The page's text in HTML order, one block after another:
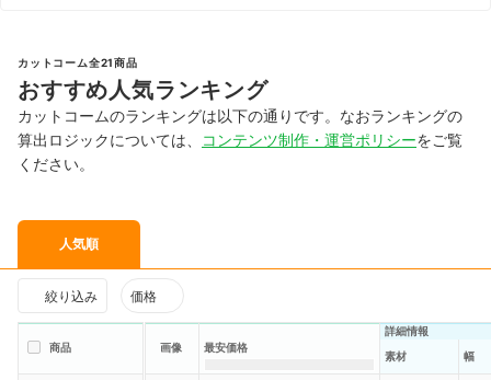
カットコーム全21商品
おすすめ人気ランキング
カットコームのランキングは以下の通りです。なおランキングの
算出ロジックについては、
コンテンツ制作・運営ポリシーをご覧
ください。
人気順
絞り込み 価格
商品 画像 最安価格
詳細情報
素材
幅